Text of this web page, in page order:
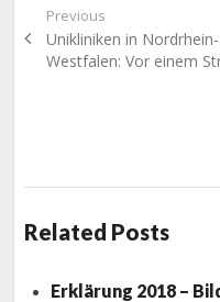
Previous
Previous
post:
Unikliniken in Nordrhein-
Westfalen: Vor einem
Related Posts
Erklärung 2018 –